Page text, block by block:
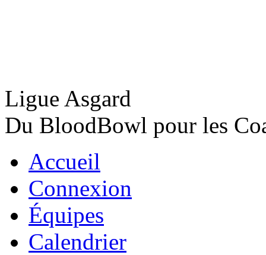
Ligue Asgard
Du BloodBowl pour les
Accueil
Connexion
Équipes
Calendrier